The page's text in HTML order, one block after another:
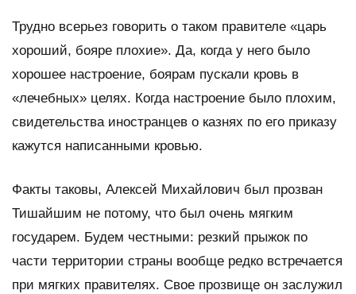
Трудно всерьез говорить о таком правителе «царь
хороший, бояре плохие». Да, когда у него было
хорошее настроение, боярам пускали кровь в
«лечебных» целях. Когда настроение было плохим,
свидетельства иностранцев о казнях по его приказу
кажутся написанными кровью.
Факты таковы, Алексей Михайлович был прозван
Тишайшим не потому, что был очень мягким
государем. Будем честными: резкий прыжок по
части территории страны вообще редко встречается
при мягких правителях. Свое прозвище он заслужил